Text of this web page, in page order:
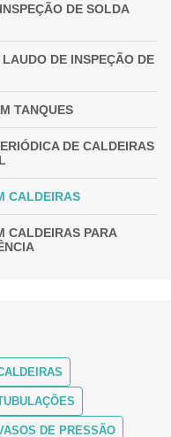
DE SOLDA
DE INSPEÇÃO DE
TANQUES
DE CALDEIRAS
CALDEIRAS
CALDEIRAS PARA
CALDEIRAS: COMO
ENTENDA A
DE PRESSÃO